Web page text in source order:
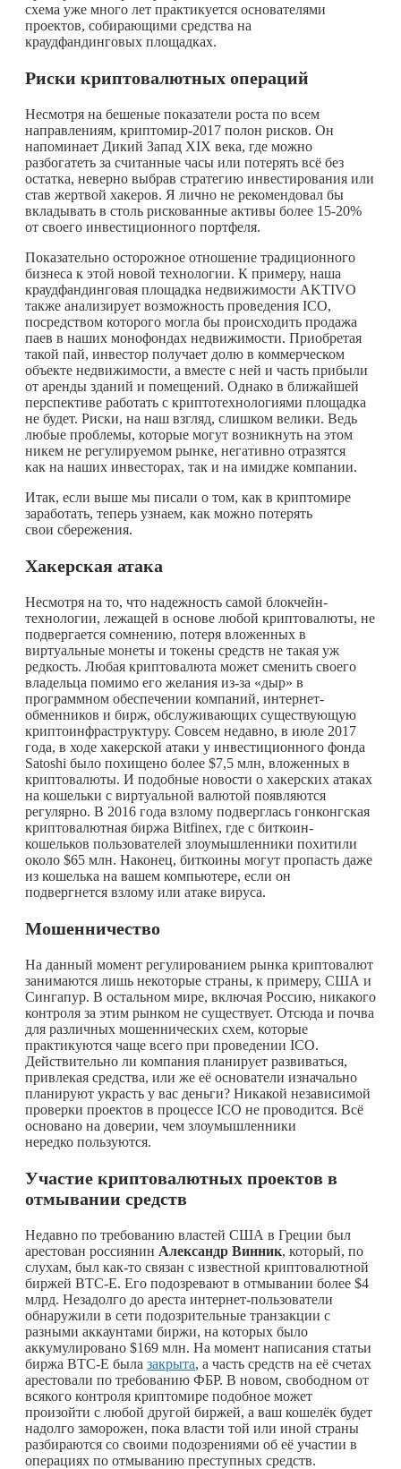
схема уже много лет практикуется основателями
проектов, собирающими средства на
краудфандинговых площадках.
Риски криптовалютных операций
Несмотря на бешеные показатели роста по всем
направлениям, криптомир-2017 полон рисков. Он
напоминает Дикий Запад XIX века, где можно
разбогатеть за считанные часы или потерять всё без
остатка, неверно выбрав стратегию инвестирования или
став жертвой хакеров. Я лично не рекомендовал бы
вкладывать в столь рискованные активы более 15-20%
от своего инвестиционного портфеля.
Показательно осторожное отношение традиционного
бизнеса к этой новой технологии. К примеру, наша
краудфандинговая площадка недвижимости AKTIVO
также анализирует возможность проведения ICO,
посредством которого могла бы происходить продажа
паев в наших монофондах недвижимости. Приобретая
такой пай, инвестор получает долю в коммерческом
объекте недвижимости, а вместе с ней и часть прибыли
от аренды зданий и помещений. Однако в ближайшей
перспективе работать с криптотехнологиями площадка
не будет. Риски, на наш взгляд, слишком велики. Ведь
любые проблемы, которые могут возникнуть на этом
никем не регулируемом рынке, негативно отразятся
как на наших инвесторах, так и на имидже компании.
Итак, если выше мы писали о том, как в криптомире
заработать, теперь узнаем, как можно потерять
свои сбережения.
Хакерская атака
Несмотря на то, что надежность самой блокчейн-
технологии, лежащей в основе любой криптовалюты, не
подвергается сомнению, потеря вложенных в
виртуальные монеты и токены средств не такая уж
редкость. Любая криптовалюта может сменить своего
владельца помимо его желания из-за «дыр» в
программном обеспечении компаний, интернет-
обменников и бирж, обслуживающих существующую
криптоинфраструктуру. Совсем недавно, в июле 2017
года, в ходе хакерской атаки у инвестиционного фонда
Satoshi было похищено более $7,5 млн, вложенных в
криптовалюты. И подобные новости о хакерских атаках
на кошельки с виртуальной валютой появляются
регулярно. В 2016 года взлому подверглась гонконгская
криптовалютная биржа Bitfinex, где с биткоин-
кошельков пользователей злоумышленники похитили
около $65 млн. Наконец, биткоины могут пропасть даже
из кошелька на вашем компьютере, если он
подвергнется взлому или атаке вируса.
Мошенничество
На данный момент регулированием рынка криптовалют
занимаются лишь некоторые страны, к примеру, США и
Сингапур. В остальном мире, включая Россию, никакого
контроля за этим рынком не существует. Отсюда и почва
для различных мошеннических схем, которые
практикуются чаще всего при проведении ICO.
Действительно ли компания планирует развиваться,
привлекая средства, или же её основатели изначально
планируют украсть у вас деньги? Никакой независимой
проверки проектов в процессе ICO не проводится. Всё
основано на доверии, чем злоумышленники
нередко пользуются.
Участие криптовалютных проектов в
отмывании средств
Недавно по требованию властей США в Греции был
арестован россиянин Александр Винник, который, по
слухам, был как-то связан с известной криптовалютной
биржей BTC-E. Его подозревают в отмывании более $4
млрд. Незадолго до ареста интернет-пользователи
обнаружили в сети подозрительные транзакции с
разными аккаунтами биржи, на которых было
аккумулировано $169 млн. На момент написания статьи
биржа BTC-E была закрыта, а часть средств на её счетах
арестовали по требованию ФБР. В новом, свободном от
всякого контроля криптомире подобное может
произойти с любой другой биржей, а ваш кошелёк будет
надолго заморожен, пока власти той или иной страны
разбираются со своими подозрениями об её участии в
операциях по отмыванию преступных средств.